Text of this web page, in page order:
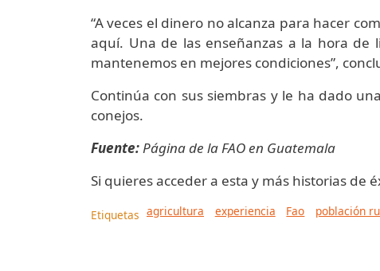
“A veces el dinero no alcanza para hacer
aquí. Una de las enseñanzas a la hora de
mantenemos en mejores condiciones”,
Continúa con sus siembras y le ha dado
conejos.
Fuente:Página de la FAO en Guatemala
Si quieres acceder a esta y más historias de
Etiquetas agricultura experiencia Fao población